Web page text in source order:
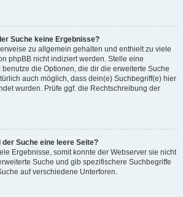
Suche keine Ergebnisse?
zu allgemein gehalten und enthielt zu viele
phpBB nicht indiziert werden. Stelle eine
die Optionen, die dir die erweiterte Suche
auch möglich, dass dein(e) Suchbegriff(e) hier
wurden. Prüfe ggf. die Rechtschreibung der
Suche eine leere Seite?
Ergebnisse, somit konnte der Webserver sie nicht
Suche und gib spezifischere Suchbegriffe
auf verschiedene Unterforen.